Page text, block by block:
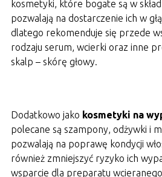
kosmetyki, które bogate są w
pozwalają na dostarczenie ich w
dlatego rekomenduje się przede
rodzaju serum, wcierki oraz inne
skalp – skórę głowy.
Dodatkowo jako kosmetyki na
polecane są szampony, odżywki i
pozwalają na poprawę kondycji
również zmniejszyć ryzyko ich
wsparcie dla preparatu